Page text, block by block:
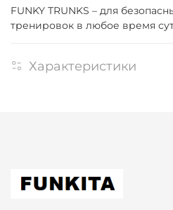
FUNKY TRUNKS – для
тренировок в любое время
Характеристики